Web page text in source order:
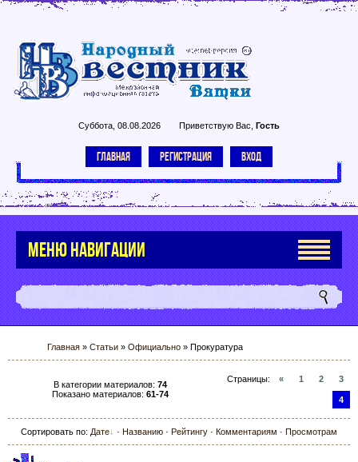
Суббота, 08.08.2026 Приветствую Вас Гость
ГЛАВНАЯ РЕГИСТРАЦИЯ ВХОД
МЕНЮ НАВИГАЦИИ
Главная» Статьи» Официально» Прокуратура
В категории материалов: 74
Показано материалов: 61-74
Страницы: « 1 2 3
4
Сортировать по: Дате · Названию · Рейтингу · Комментариям · Просмотрам